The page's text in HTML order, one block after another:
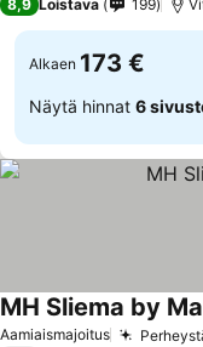
8,9 Loistava 199
Alkaen 173 €
Näytä hinnat 6
Aamiaismajoitus
MH Sliema by